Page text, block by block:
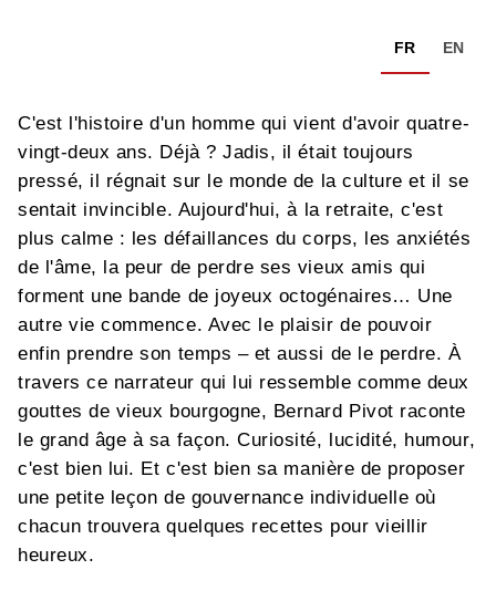
FR EN
C'est l'histoire d'un homme qui vient d'avoir quatre-
vingt-deux ans. Déjà ? Jadis, il était toujours
pressé, il régnait sur le monde de la culture et il se
sentait invincible. Aujourd'hui, à la retraite, c'est
plus calme : les défaillances du corps, les anxiétés
de l'âme, la peur de perdre ses vieux amis qui
forment une bande de joyeux octogénaires… Une
autre vie commence. Avec le plaisir de pouvoir
enfin prendre son temps – et aussi de le perdre. À
travers ce narrateur qui lui ressemble comme deux
gouttes de vieux bourgogne, Bernard Pivot raconte
le grand âge à sa façon. Curiosité, lucidité, humour,
c'est bien lui. Et c'est bien sa manière de proposer
une petite leçon de gouvernance individuelle où
chacun trouvera quelques recettes pour vieillir
heureux.